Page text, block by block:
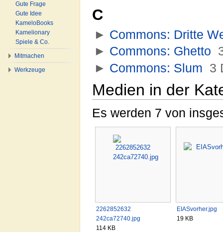
C
► Commons: Dritte
► Commons: Ghetto
► Commons: Slum 3
Medien in der
Es werden 7 von
2262852632
242ca72740.jpg
114 KB
EIASvorher.jpg
19 KB
Gute Frage
Gute Idee
KameloBooks
Kamelionary
Spiele & Co.
Mitmachen
Werkzeuge